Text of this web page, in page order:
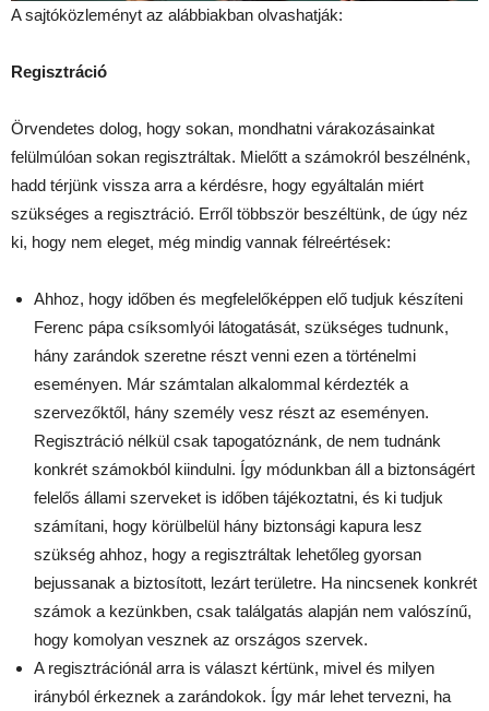
A sajtóközleményt az alábbiakban olvashatják:
Regisztráció
Örvendetes dolog, hogy sokan, mondhatni várakozásainkat
felülmúlóan sokan regisztráltak. Mielőtt a számokról beszélnénk,
hadd térjünk vissza arra a kérdésre, hogy egyáltalán miért
szükséges a regisztráció. Erről többször beszéltünk, de úgy néz
ki, hogy nem eleget, még mindig vannak félreértések:
Ahhoz, hogy időben és megfelelőképpen elő tudjuk készíteni
Ferenc pápa csíksomlyói látogatását, szükséges tudnunk,
hány zarándok szeretne részt venni ezen a történelmi
eseményen. Már számtalan alkalommal kérdezték a
szervezőktől, hány személy vesz részt az eseményen.
Regisztráció nélkül csak tapogatóznánk, de nem tudnánk
konkrét számokból kiindulni. Így módunkban áll a biztonságért
felelős állami szerveket is időben tájékoztatni, és ki tudjuk
számítani, hogy körülbelül hány biztonsági kapura lesz
szükség ahhoz, hogy a regisztráltak lehetőleg gyorsan
bejussanak a biztosított, lezárt területre. Ha nincsenek konkrét
számok a kezünkben, csak találgatás alapján nem valószínű,
hogy komolyan vesznek az országos szervek.
A regisztrációnál arra is választ kértünk, mivel és milyen
irányból érkeznek a zarándokok. Így már lehet tervezni, ha